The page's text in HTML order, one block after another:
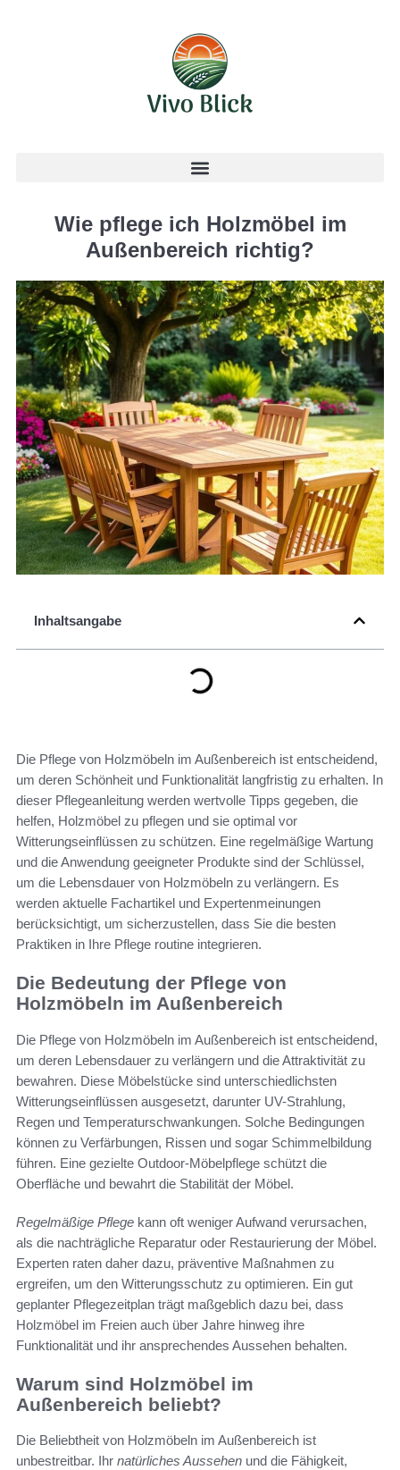
Wie pflege ich Holzmöbel im
Außenbereich richtig?
Inhaltsangabe
Die Pflege von Holzmöbeln im Außenbereich ist entscheidend,
um deren Schönheit und Funktionalität langfristig zu erhalten. In
dieser Pflegeanleitung werden wertvolle Tipps gegeben, die
helfen, Holzmöbel zu pflegen und sie optimal vor
Witterungseinflüssen zu schützen. Eine regelmäßige Wartung
und die Anwendung geeigneter Produkte sind der Schlüssel,
um die Lebensdauer von Holzmöbeln zu verlängern. Es
werden aktuelle Fachartikel und Expertenmeinungen
berücksichtigt, um sicherzustellen, dass Sie die besten
Praktiken in Ihre Pflege routine integrieren.
Die Bedeutung der Pflege von
Holzmöbeln im Außenbereich
Die Pflege von Holzmöbeln im Außenbereich ist entscheidend,
um deren Lebensdauer zu verlängern und die Attraktivität zu
bewahren. Diese Möbelstücke sind unterschiedlichsten
Witterungseinflüssen ausgesetzt, darunter UV-Strahlung,
Regen und Temperaturschwankungen. Solche Bedingungen
können zu Verfärbungen, Rissen und sogar Schimmelbildung
führen. Eine gezielte Outdoor-Möbelpflege schützt die
Oberfläche und bewahrt die Stabilität der Möbel.
Regelmäßige Pflege kann oft weniger Aufwand verursachen,
als die nachträgliche Reparatur oder Restaurierung der Möbel.
Experten raten daher dazu, präventive Maßnahmen zu
ergreifen, um den Witterungsschutz zu optimieren. Ein gut
geplanter Pflegezeitplan trägt maßgeblich dazu bei, dass
Holzmöbel im Freien auch über Jahre hinweg ihre
Funktionalität und ihr ansprechendes Aussehen behalten.
Warum sind Holzmöbel im
Außenbereich beliebt?
Die Beliebtheit von Holzmöbeln im Außenbereich ist
unbestreitbar. Ihr natürliches Aussehen und die Fähigkeit,